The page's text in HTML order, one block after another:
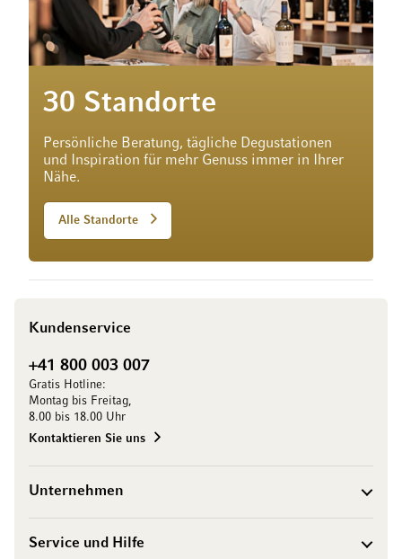
30 Standorte
Persönliche Beratung, tägliche Degustationen
und Inspiration für mehr Genuss immer in Ihrer
Nähe.
Alle Standorte
Kundenservice
+41 800 003 007
Gratis Hotline:
Montag bis Freitag,
8.00 bis 18.00 Uhr
Kontaktieren Sie uns
Unternehmen
Service und Hilfe